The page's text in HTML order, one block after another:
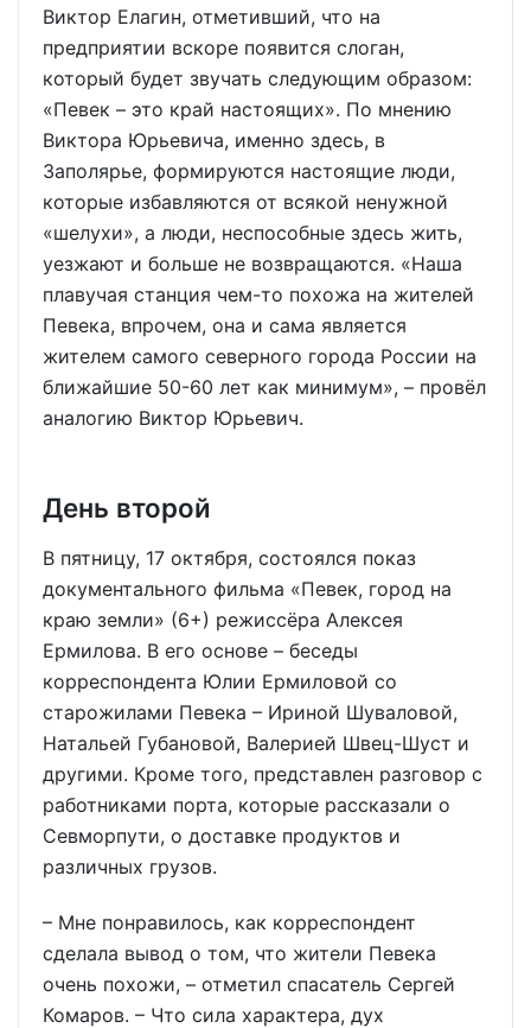
Виктор Елагин, отметивший, что на
предприятии вскоре появится слоган,
который будет звучать следующим образом:
«Певек – это край настоящих». По мнению
Виктора Юрьевича, именно здесь, в
Заполярье, формируются настоящие люди,
которые избавляются от всякой ненужной
«шелухи», а люди, неспособные здесь жить,
уезжают и больше не возвращаются. «Наша
плавучая станция чем-то похожа на жителей
Певека, впрочем, она и сама является
жителем самого северного города России на
ближайшие 50-60 лет как минимум», – провёл
аналогию Виктор Юрьевич.
День второй
В пятницу, 17 октября, состоялся показ
документального фильма «Певек, город на
краю земли» (6+) режиссёра Алексея
Ермилова. В его основе – беседы
корреспондента Юлии Ермиловой со
старожилами Певека – Ириной Шуваловой,
Натальей Губановой, Валерией Швец-Шуст и
другими. Кроме того, представлен разговор с
работниками порта, которые рассказали о
Севморпути, о доставке продуктов и
различных грузов.
– Мне понравилось, как корреспондент
сделала вывод о том, что жители Певека
очень похожи, – отметил спасатель Сергей
Комаров. – Что сила характера, дух